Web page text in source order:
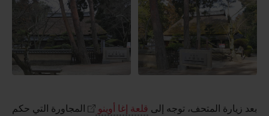
بعد زيارة المتحف، توجه إلى قلعة إغا أوينو
المجاورة التي حكم